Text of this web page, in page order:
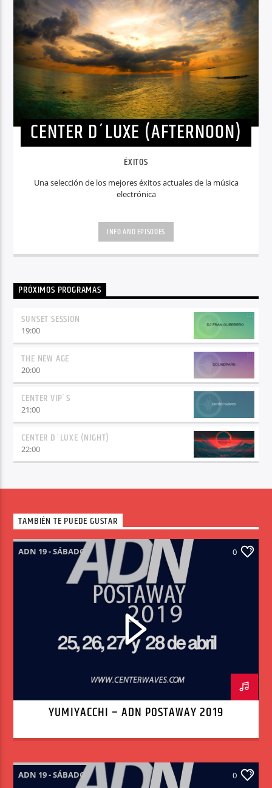
CENTER D´LUXE (AFTERNOON)
ÉXITOS
Una selección de los mejores éxitos actuales de la música
electrónica
INFO AND EPISODES
PRÓXIMOS PROGRAMAS
SUNSET SESSION
19:00
THE NEW AGE
20:00
CENTER VIP´S
21:00
CENTER D´LUXE (NIGHT)
22:00
TAMBIÉN TE PUEDE GUSTAR
ADN 19 - SÁBADO 0
YUMIYACCHI – ADN POSTAWAY 2019
ADN 19 - SÁBADO 0